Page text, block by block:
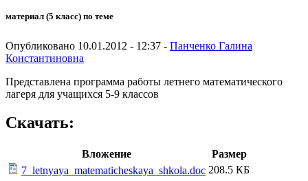
материал (5 класс) по теме
Опубликовано 10.01.2012 - 12:37 - Панченко Галина
Константиновна
Представлена программа работы летнего математического
лагеря для учащихся 5-9 классов
Скачать:
Вложение
Размер
7_letnyaya_matematicheskaya_shkola.doc 208.5 КБ